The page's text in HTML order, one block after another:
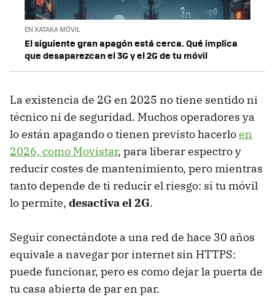
EN XATAKA MÓVIL
El siguiente gran apagón está cerca. Qué implica
que desaparezcan el 3G y el 2G de tu móvil
La existencia de 2G en 2025 no tiene sentido ni
técnico ni de seguridad. Muchos operadores ya
lo están apagando o tienen previsto hacerloen
2026, como Movistar, para liberar espectro y
reducir costes de mantenimiento, pero mientras
tanto depende de ti reducir el riesgo: si tu móvil
lo permite, desactiva el 2G.
Seguir conectándote a una red de hace 30 años
equivale a navegar por internet sin HTTPS:
puede funcionar, pero es como dejar la puerta de
tu casa abierta de par en par.